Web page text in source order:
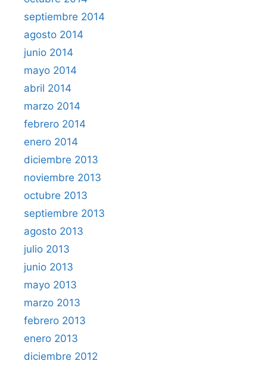
septiembre 2014
agosto 2014
junio 2014
mayo 2014
abril 2014
marzo 2014
febrero 2014
enero 2014
diciembre 2013
noviembre 2013
octubre 2013
septiembre 2013
agosto 2013
julio 2013
junio 2013
mayo 2013
marzo 2013
febrero 2013
enero 2013
diciembre 2012